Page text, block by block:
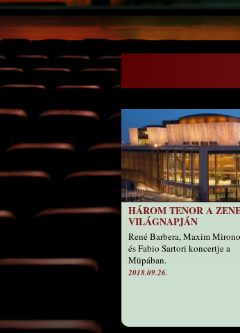
HÁROM TENOR A
VILÁGNAPJÁN
René Barbera, Maxim
és Fabio Sartori koncertje a
Müpában.
2018.09.26.